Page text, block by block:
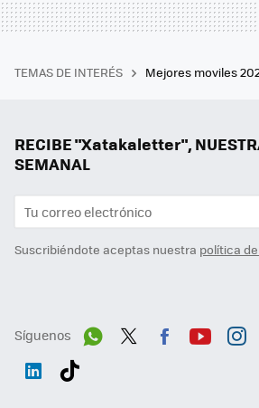
TEMAS DE INTERÉS Mejores moviles
RECIBE "Xatakaletter",
SEMANAL
Suscribiéndote aceptas nuestra política
Síguenos